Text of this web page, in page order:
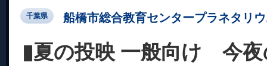
千葉県 船橋市総合教育センタープラネタリ
▮夏の投映 一般向け 今夜